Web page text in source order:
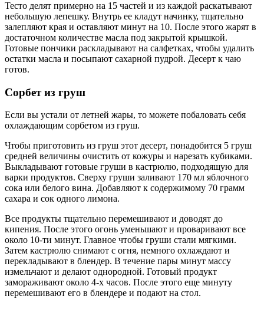
Тесто делят примерно на 15 частей и из каждой раскатывают
небольшую лепешку. Внутрь ее кладут начинку, тщательно
залепляют края и оставляют минут на 10. После этого жарят в
достаточном количестве масла под закрытой крышкой.
Готовые пончики раскладывают на салфетках, чтобы удалить
остатки масла и посыпают сахарной пудрой. Десерт к чаю
готов.
Сорбет из груш
Если вы устали от летней жары, то можете побаловать себя
охлаждающим сорбетом из груш.
Чтобы приготовить из груш этот десерт, понадобится 5 груш
средней величины очистить от кожуры и нарезать кубиками.
Выкладывают готовые груши в кастрюлю, подходящую для
варки продуктов. Сверху груши заливают 170 мл яблочного
сока или белого вина. Добавляют к содержимому 70 грамм
сахара и сок одного лимона.
Все продукты тщательно перемешивают и доводят до
кипения. После этого огонь уменьшают и проваривают все
около 10-ти минут. Главное чтобы груши стали мягкими.
Затем кастрюлю снимают с огня, немного охлаждают и
перекладывают в блендер. В течение пары минут массу
измельчают и делают однородной. Готовый продукт
замораживают около 4-х часов. После этого еще минуту
перемешивают его в блендере и подают на стол.